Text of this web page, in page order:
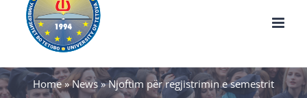
Home»News»Njoftim për regjistrimin e semestrit